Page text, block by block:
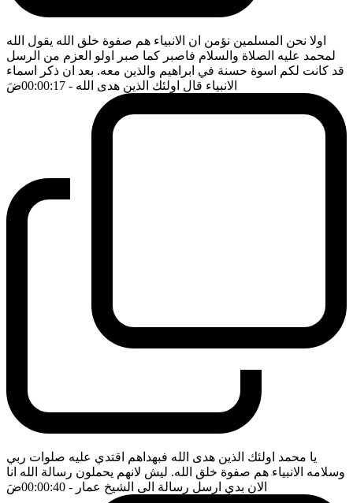
اولا نحن المسلمين نؤمن ان الانبياء هم صفوة خلق الله يقول الله
لمحمد عليه الصلاة والسلام فاصبر كما صبر اولو العزم من الرسل
قد كانت لكم اسوة حسنة في ابراهيم والذين معه. بعد ان ذكر اسماء
الانبياء قال اولئك الذين هدى الله - 00:00:17 ضَ
يا محمد اولئك الذين هدى الله فبهداهم اقتدي عليه صلوات ربي
وسلامه الانبياء هم صفوة خلق الله. ليش لانهم يحملون رسالة الله انا
الان بدي ارسل رسالة الى الشيخ عمار - 00:00:40 ضَ